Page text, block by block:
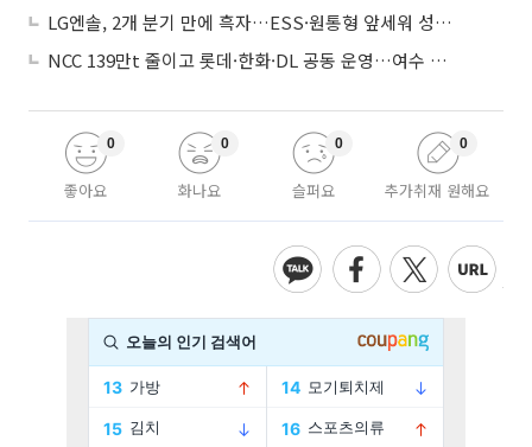
LG엔솔, 2개 분기 만에 흑자…ESS·원통형 앞세워 성장 가속
NCC 139만t 줄이고 롯데·한화·DL 공동 운영…여수 1호 본궤도
좋아요
0
화나요
0
슬퍼요
0
추가취재 원해요
0